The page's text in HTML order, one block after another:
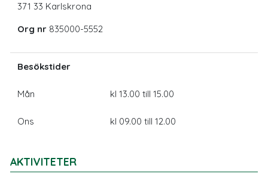
371 33 Karlskrona
Org nr 835000-5552
Besökstider
Mån kl 13.00 till 15.00
Ons kl 09.00 till 12.00
AKTIVITETER